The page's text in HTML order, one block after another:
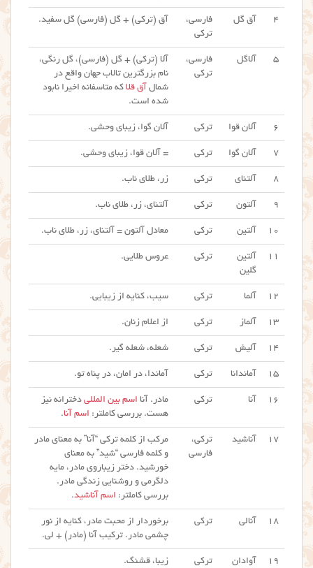
۴ آق گل
فارسی،
ترکی
آق (ترکی) + گل (فارسی) گل سفید.
۵ آلاگل
فارسی،
ترکی
آلا (ترکی) + گل (فارسی)، گل رنگی،
نام بزرگترین تالاب جهان واقع در
شمال آق قلا که متاسفانه اخیرا نابود
شده است.
۶ آلان قوا ترکی آلان گوا، زیبای وحشی.
۷ آلان گوا ترکی = آلان قوا، زیبای وحشی.
۸ آلتنای ترکی زر، طلای ناب.
۹ آلتون ترکی آلتنای، زر، طلای ناب.
۱۰ آلتین ترکی معادل آلتون = آلتنای، زر، طلای ناب.
۱۱
آلتین
گلین
ترکی عروس طلایی.
۱۲ آلما ترکی سیب، کنایه از زیبایی.
۱۳ آلماز ترکی از اعلام زنان.
۱۴ آلیش ترکی شعله، شعله گیر.
۱۵ آماندانا ترکی آماندا، در امان، در پناه تو.
۱۶ آنا ترکی مادر. آنا اسم بین المللی دخترانه نیز
هست. بررسی کاملتر: اسم آنا.
۱۷ آناشید
ترکی،
فارسی
مرکب از کلمه ترکی “آنا” به معنای مادر
و کلمه فارسی “شید” به معنای
خورشید. دختر زیباروی مادر، مایه
دلگرمی و روشنایی زندگی مادر.
بررسی کاملتر: اسم آناشید.
۱۸ آنالی ترکی
برخوردار از محبت مادر، کنایه از نور
چشمی مادر. ترکیب آنا (مادر) + لی.
۱۹ آوادان ترکی زیبا، قشنگ.